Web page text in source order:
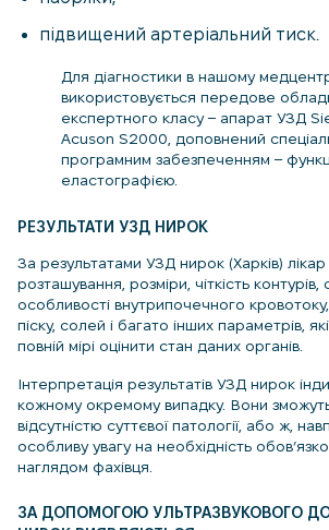
підвищений артеріальний тиск.
Для діагностики в нашому
використовується передове
експертного класу – апарат УЗД
Acuson S2000, доповнений
програмним забезпеченням –
еластографією.
РЕЗУЛЬТАТИ УЗД НИРОК
За результатами УЗД нирок (Харків) лікар
розташування, розміри, чіткість контурів,
особливості внутрипочечного
піску, солей і багато інших параметрів,
повній мірі оцінити стан даних органів.
Інтерпретація результатів УЗД нирок
кожному окремому випадку. Вони
відсутністю суттєвої патології, або ж,
особливу увагу на необхідність
наглядом фахівця.
ЗА ДОПОМОГОЮ УЛЬТРАЗВУКОВОГО